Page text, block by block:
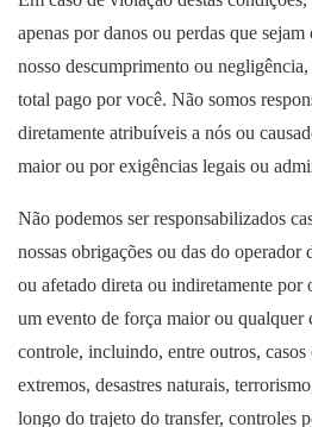
apenas por danos ou perdas que
nosso descumprimento ou
total pago por você. Não somos
diretamente atribuíveis a nós ou
maior ou por exigências legais ou
Não podemos ser responsabilizados
nossas obrigações ou das do operador
ou afetado direta ou indiretamente por
um evento de força maior ou qualquer
controle, incluindo, entre outros,
extremos, desastres naturais,
longo do trajeto do transfer, controles